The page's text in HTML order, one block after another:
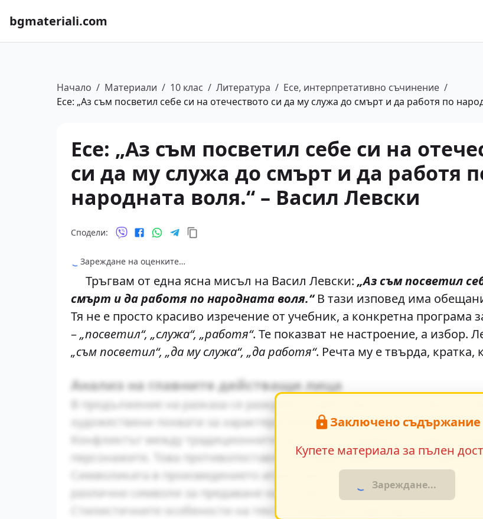
bgmateriali.com
Начало / Материали / 10 клас / Литература / Есе, интерпретативно съчинение /
Есе: „Аз съм посветил себе си на отечеството си да му служа до смърт и да работя по
Есе: „Аз съм посветил себе си на
си да му служа до смърт и да работя
народната воля.“ – Васил Левски
Сподели:
Зареждане на оценките…
Тръгвам от една ясна мисъл на Васил Левски: „Аз съм посветил
смърт и да работя по народната воля.“В тази изповед има
Тя не е просто красиво изречение от учебник, а конкретна програма
–„посветил“, „служа“, „работя“. Те показват не настроение, а избор.
„съм посветил“, „да му служа“, „да работя“. Речта му е твърда, кратка,
Анализ на главните действащи лица
В продължение на разказа се разкриват характерите на основните
художествени похвати за характеризиране - директна
Конфликтът между традиционните ценности и модерните идеи се
персонажите. Това противопоставяне създава драматично
Символиката в произведението играе важна роля за разбирането
различни символи за предаване на основните теми.
Стилистичните особености на текста разкриват майстерството на
Заключено съдържание
Купете материала за пълен
Зареждане...